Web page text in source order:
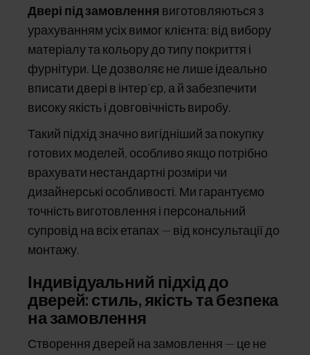
Двері під замовлення виготовляються з
урахуванням усіх вимог клієнта: від вибору
матеріалу та кольору до типу покриття і
фурнітури. Це дозволяє не лише ідеально
вписати двері в інтер’єр, а й забезпечити
високу якість і довговічність виробу.
Такий підхід значно вигідніший за покупку
готових моделей, особливо якщо потрібно
врахувати нестандартні розміри чи
дизайнерські особливості. Ми гарантуємо
точність виготовлення і персональний
супровід на всіх етапах — від консультації до
монтажу.
Індивідуальний підхід до
дверей: стиль, якість та безпека
на замовлення
Створення дверей на замовлення — це не